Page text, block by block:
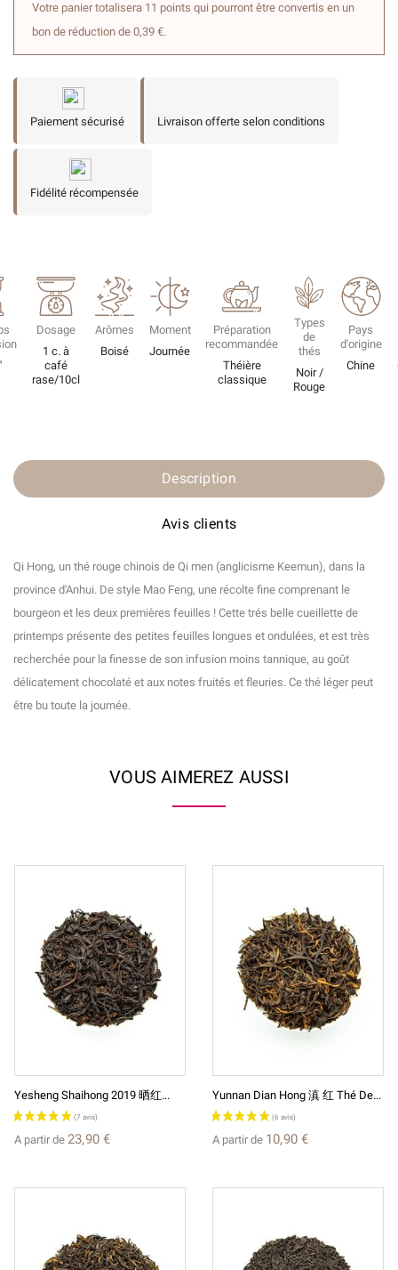
Votre panier totalisera 11 points qui pourront être convertis en un
bon de réduction de 0,39 €.
Paiement sécurisé Livraison offerte selon conditions
Fidélité récompensée
Dosage
1 c. à
café
rase/10cl
Arômes
Boisé
Moment
Journée
Préparation
recommandée
Théière
classique
Types
de
thés
Noir /
Rouge
Pays
d'origine
Chine
Description
Avis clients
Qi Hong, un thé rouge chinois de Qi men (anglicisme Keemun), dans la
province d'Anhui. De style Mao Feng, une récolte fine comprenant le
bourgeon et les deux premières feuilles ! Cette trés belle cueillette de
printemps présente des petites feuilles longues et ondulées, et est très
recherchée pour la finesse de son infusion moins tannique, au goût
délicatement chocolaté et aux notes fruités et fleuries. Ce thé léger peut
être bu toute la journée.
VOUS AIMEREZ AUSSI
Yesheng Shaihong 2019 晒红...
A partir de 23,90 €
Yunnan Dian Hong 滇 红 Thé De...
A partir de 10,90 €